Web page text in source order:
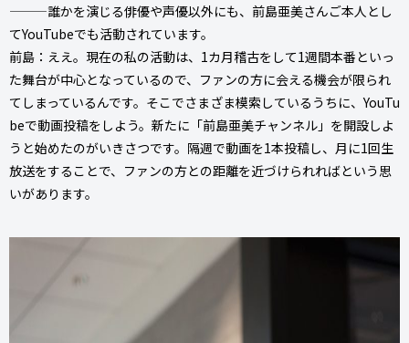
———誰かを演じる俳優や声優以外にも、前島亜美さんご本人とし
てYouTubeでも活動されています。
前島：ええ。現在の私の活動は、1カ月稽古をして1週間本番といっ
た舞台が中心となっているので、ファンの方に会える機会が限られ
てしまっているんです。そこでさまざま模索しているうちに、YouTu
beで動画投稿をしよう。新たに「前島亜美チャンネル」を開設しよ
うと始めたのがいきさつです。隔週で動画を1本投稿し、月に1回生
放送をすることで、ファンの方との距離を近づけられればという思
いがあります。